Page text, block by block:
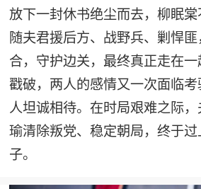
放下一封休书绝尘而去，柳眠
随夫君援后方、战野兵、剿悍
合，守护边关，最终真正走在
戳破，两人的感情又一次面临
人坦诚相待。在时局艰难之际
瑜清除叛党、稳定朝局，终于
子。